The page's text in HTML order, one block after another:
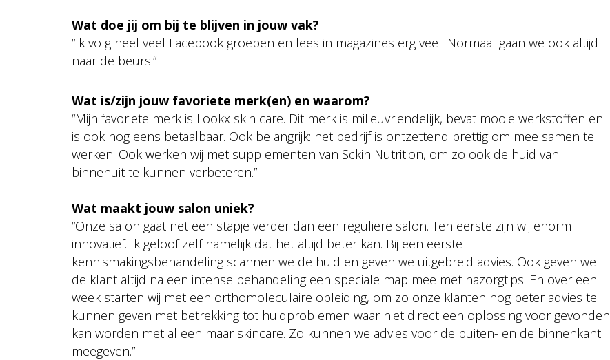
Wat doe jij om bij te blijven in jouw vak?
“Ik volg heel veel Facebook groepen en lees in magazines erg veel. Normaal gaan we ook altijd
naar de beurs.”
Wat is/zijn jouw favoriete merk(en) en waarom?
“Mijn favoriete merk is Lookx skin care. Dit merk is milieuvriendelijk, bevat mooie werkstoffen en
is ook nog eens betaalbaar. Ook belangrijk: het bedrijf is ontzettend prettig om mee samen te
werken. Ook werken wij met supplementen van Sckin Nutrition, om zo ook de huid van
binnenuit te kunnen verbeteren.”
Wat maakt jouw salon uniek?
“Onze salon gaat net een stapje verder dan een reguliere salon. Ten eerste zijn wij enorm
innovatief. Ik geloof zelf namelijk dat het altijd beter kan. Bij een eerste
kennismakingsbehandeling scannen we de huid en geven we uitgebreid advies. Ook geven we
de klant altijd na een intense behandeling een speciale map mee met nazorgtips. En over een
week starten wij met een orthomoleculaire opleiding, om zo onze klanten nog beter advies te
kunnen geven met betrekking tot huidproblemen waar niet direct een oplossing voor gevonden
kan worden met alleen maar skincare. Zo kunnen we advies voor de buiten- en de binnenkant
meegeven.”